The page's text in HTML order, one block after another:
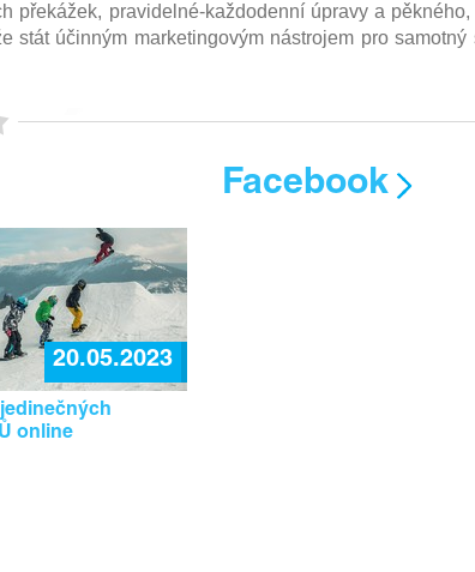
překážek, pravidelné-každodenní úpravy a
stát účinným marketingovým nástrojem pro samotný
20.05.2023
online
Facebook